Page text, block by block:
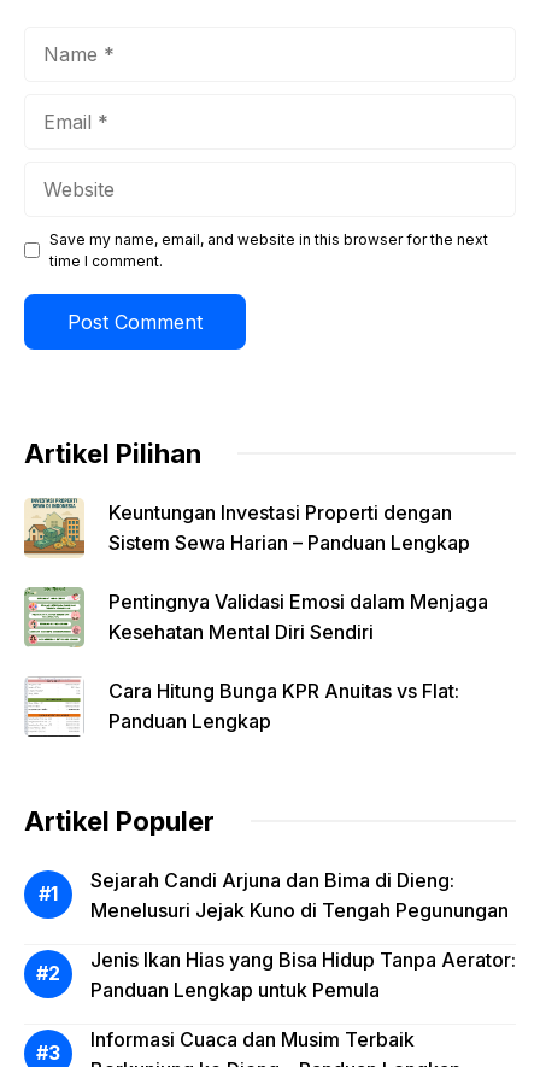
Save my name, email, and website in this browser for the next
time I comment.
Artikel Pilihan
Keuntungan Investasi Properti dengan
Sistem Sewa Harian – Panduan Lengkap
Pentingnya Validasi Emosi dalam Menjaga
Kesehatan Mental Diri Sendiri
Cara Hitung Bunga KPR Anuitas vs Flat:
Panduan Lengkap
Artikel Populer
Sejarah Candi Arjuna dan Bima di Dieng:
Menelusuri Jejak Kuno di Tengah Pegunungan
Jenis Ikan Hias yang Bisa Hidup Tanpa Aerator:
Panduan Lengkap untuk Pemula
Informasi Cuaca dan Musim Terbaik